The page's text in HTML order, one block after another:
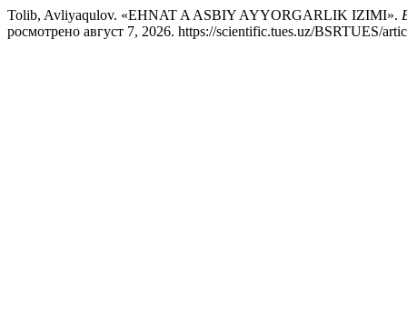
Tolib, Avliyaqulov. «EHNAT A ASBIY AYYORGARLIK IZIMI».
росмотрено август 7, 2026. https://scientific.tues.uz/BSRTUES/